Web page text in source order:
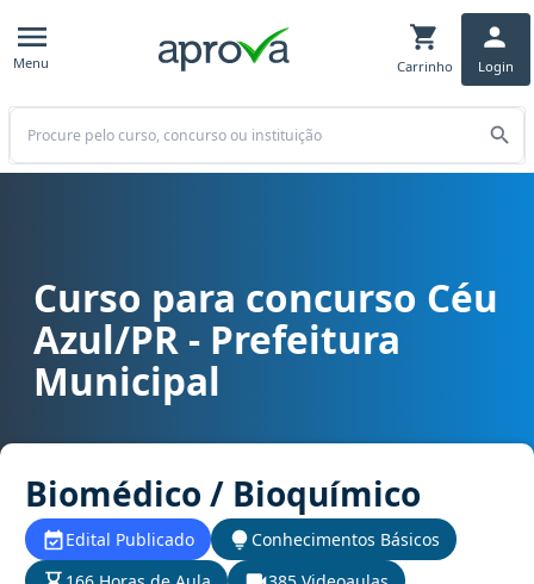
Menu Carrinho Login
Buscar
Curso para concurso Céu Azul/PR - Prefeitura Municipal cargo
Curso para concurso Céu
Azul/PR - Prefeitura
Municipal
Biomédico / Bioquímico
Edital Publicado
Conhecimentos Básicos